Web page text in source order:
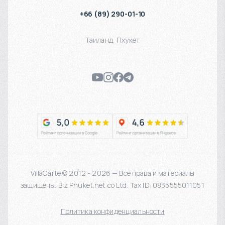
+66 (89) 290-01-10
Таиланд Пхукет
VillaCarte © 2012 - 2026 — Все права и материалы
защищены. Biz Phuket.net co Ltd. Tax ID: 0835555011051
Политика конфиденциальности